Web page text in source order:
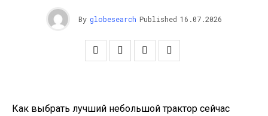
By globesearch Published 16.07.2026
Как выбрать лучший небольшой трактор сейчас